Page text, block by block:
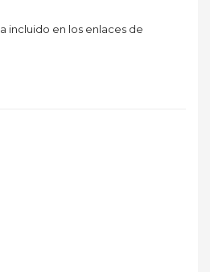
incluido en los enlaces de